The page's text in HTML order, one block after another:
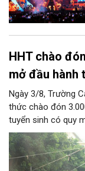
HHT chào
mở đầu hành
Ngày 3/8, Trường
thức chào đón
tuyển sinh có quy
bước chuyển mình